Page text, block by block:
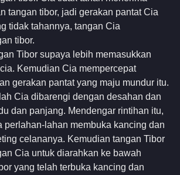
tangan tibor, jadi gerakan pantat Cia
tidak tahannya, tangan Cia
tibor.
Tibor supaya lebih memasukkan
Kemudian Cia mempercepat
gerakan pantat yang maju mundur itu.
Cia dibarengi dengan desahan dan
dan panjang. Mendengar rintihan itu,
perlahan-lahan membuka kancing dan
celananya. Kemudian tangan Tibor
Cia untuk diarahkan ke bawah
yang telah terbuka kancing dan